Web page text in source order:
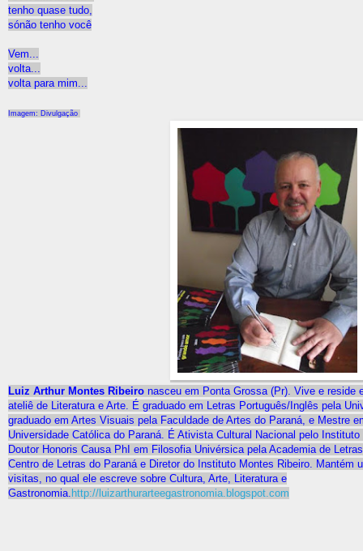
tenho quase tudo,
sónão tenho você
Vem...
volta...
volta para mim...
Imagem: Divulgação
Luiz Arthur Montes Ribeiro nasceu em Ponta Grossa (Pr). Vive e reside
ateliê de Literatura e Arte. É graduado em Letras Português/Inglês pela
graduado em Artes Visuais pela Faculdade de Artes do Paraná, e Mestre
Universidade Católica do Paraná. É Ativista Cultural Nacional pelo
Doutor Honoris Causa PhI em Filosofia Univérsica pela Academia de
Centro de Letras do Paraná e Diretor do Instituto Montes Ribeiro. Mantém
visitas, no qual ele escreve sobre Cultura, Arte, Literatura e
Gastronomia. http://luizarthurarteegastronomia.blogspot.com